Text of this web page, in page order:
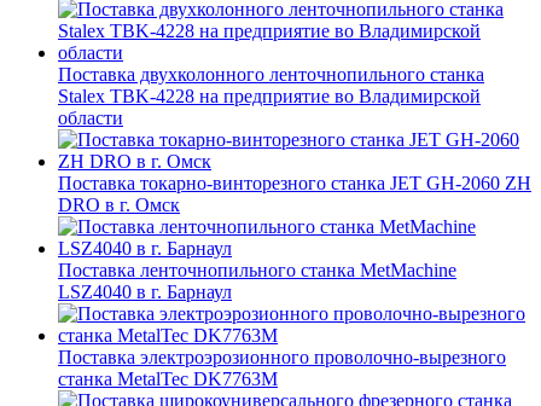
Поставка двухколонного ленточнопильного станка
Stalex TBK-4228 на предприятие во Владимирской
области
Поставка токарно-винторезного станка JET GH-2060 ZH
DRO в г. Омск
Поставка ленточнопильного станка MetMachine
LSZ4040 в г. Барнаул
Поставка электроэрозионного проволочно-вырезного
станка MetalTec DK7763M